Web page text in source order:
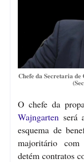
Chefe da Secretaria
O chefe da
Wajngarten será
esquema de
majoritário
detém contratos